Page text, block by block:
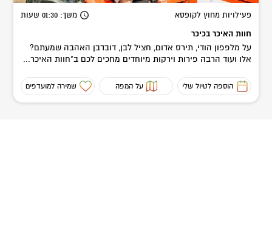
פעילויות מחוץ לקופסא משך: 01:30 שעות
חוות האיכר בכיכר
על מלפפון הודי, תירס אדום, חציל לבן, דובדבן האהבה שמעתם?
אלו ועוד הרבה פירות וירקות מיוחדים מחכים לכם ב"חוות האיכר...
הוספה לטיול שלי על המפה שמירה למועדפים